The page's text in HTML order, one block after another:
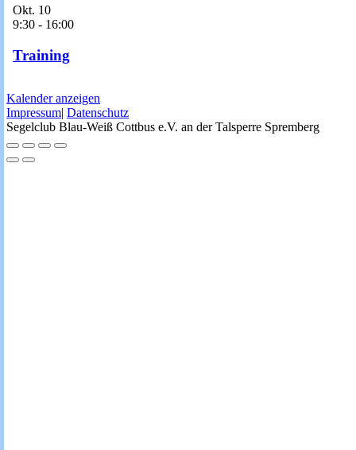
Okt. 10
9:30 - 16:00
Training
Kalender anzeigen
Impressum| Datenschutz
Segelclub Blau-Weiß Cottbus e.V. an der Talsperre Spremberg